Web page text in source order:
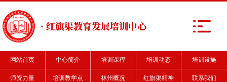
· 红旗渠教育发展培训中心
网站首页 中心简介 培训课程 培训动态 培训设施
师资力量 培训教学点 林州概况 红旗渠精神 联系我们